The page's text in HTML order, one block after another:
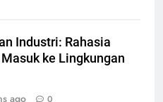
Industri: Rahasia
ke Lingkungan
ago 0